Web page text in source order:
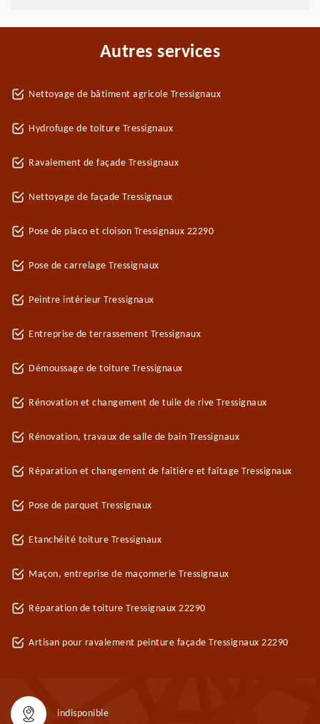
Autres services
Nettoyage de bâtiment agricole Tressignaux
Hydrofuge de toiture Tressignaux
Ravalement de façade Tressignaux
Nettoyage de façade Tressignaux
Pose de placo et cloison Tressignaux 22290
Pose de carrelage Tressignaux
Peintre intérieur Tressignaux
Entreprise de terrassement Tressignaux
Démoussage de toiture Tressignaux
Rénovation et changement de tuile de rive Tressignaux
Rénovation, travaux de salle de bain Tressignaux
Réparation et changement de faîtière et faîtage Tressignaux
Pose de parquet Tressignaux
Etanchéité toiture Tressignaux
Maçon, entreprise de maçonnerie Tressignaux
Réparation de toiture Tressignaux 22290
Artisan pour ravalement peinture façade Tressignaux 22290
indisponible